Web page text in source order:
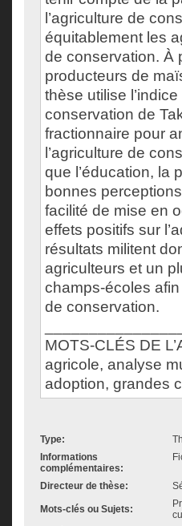
l’agriculture de
équitablement les
de conservation. À
producteurs de
thèse utilise
conservation de
fractionnaire pour
l’agriculture de
que l’éducation, la
bonnes
facilité de mise en
effets positifs sur
résultats militent
agriculteurs et un
champs-écoles afin
de conservation.
MOTS-CLÉS DE
agricole, analyse
adoption, grandes
Type:
Informations
complémentaires:
Directeur de thèse:
Mots-clés ou Sujets: